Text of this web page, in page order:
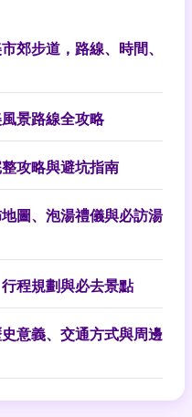
郊步道，路線、時間、
景路線全攻略
攻略與避坑指南
圖、泡湯禮儀與必訪湯
程規劃與必去景點
意義、交通方式與周邊